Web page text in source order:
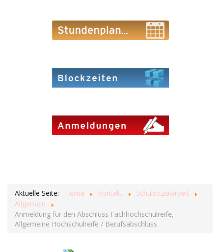
Aktuelle Seite: Home Kontakt
Schulsozialarbeit
Allgemein
Anmeldung für den Abschluss Fachhochschulreife,
Allgemeine Hochschulreife / Berufsabschluss